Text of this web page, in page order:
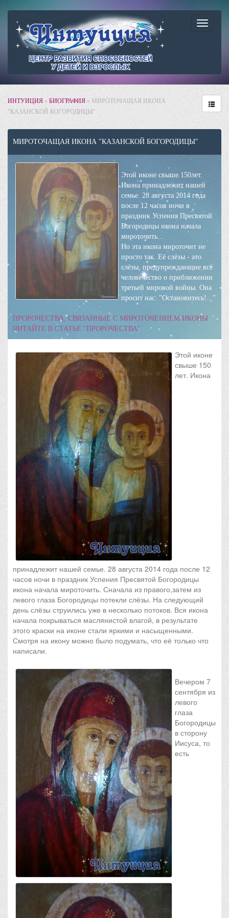
ИНТУИЦИЯ»БИОГРАФИЯ» МИРОТОЧАЩАЯ ИКОНА
"КАЗАНСКОЙ БОГОРОДИЦЫ"
МИРОТОЧАЩАЯ ИКОНА "КАЗАНСКОЙ БОГОРОДИЦЫ"
Этой иконе свыше 150лет.
Икона принадлежит нашей
семье. 28 августа 2014 года
после 12 часов ночи в
праздник Успения Пресвятой
Богородицы икона начала
мироточить...
Но эта икона мироточит не
просто так. Её слёзы - это
слёзы, предупреждающие всё
человечество о приближении
третьей мировой войны. Она
просит нас: "Остановитесь!..."
ПРОРОЧЕСТВА, СВЯЗАННЫЕ С МИРОТОЧЕНИЕМ ИКОНЫ
ЧИТАЙТЕ В СТАТЬЕ "ПРОРОЧЕСТВА".
Этой иконе
свыше 150
лет. Икона
принадлежит нашей семье. 28 августа 2014 года после 12
часов ночи в праздник Успения Пресвятой Богородицы
икона начала мироточить. Сначала из правого,затем из
левого глаза Богородицы потекли слёзы. На следующий
день слёзы струились уже в несколько потоков. Вся икона
начала покрываться маслянистой влагой, в результате
этого краски на иконе стали яркими и насыщенными.
Смотря на икону можно было подумать, что её только что
написали.
Вечером 7
сентября из
левого
глаза
Богородицы
в сторону
Иисуса, то
есть